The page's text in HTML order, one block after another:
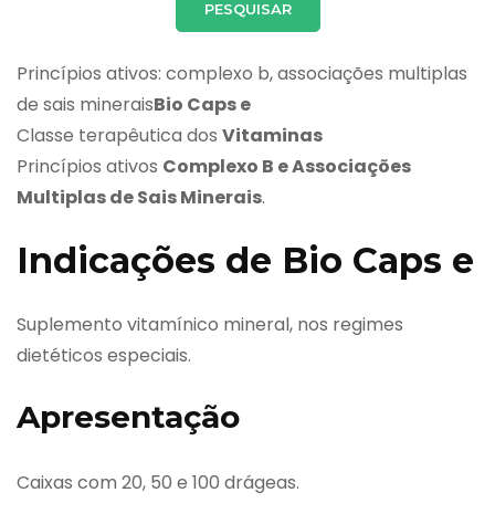
Princípios ativos: complexo b, associações multiplas
de sais mineraisBio Caps e
Classe terapêutica dos Vitaminas
Princípios ativos Complexo B e Associações
Multiplas de Sais Minerais.
Indicações de Bio Caps e
Suplemento vitamínico mineral, nos regimes
dietéticos especiais.
Apresentação
Caixas com 20, 50 e 100 drágeas.